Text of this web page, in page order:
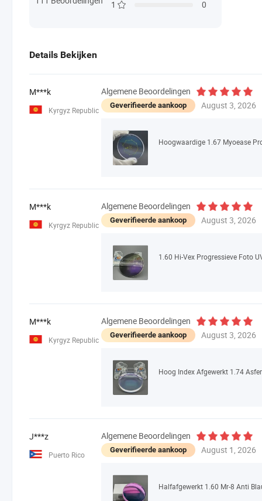
1
0
Details Bekijken
M***k
Kyrgyz Republic
Algemene Beoordelingen
Geverifieerde aankoop August 3, 2026
M***k
Kyrgyz Republic
Algemene Beoordelingen
Geverifieerde aankoop August 3, 2026
M***k
Kyrgyz Republic
Algemene Beoordelingen
Geverifieerde aankoop August 3, 2026
J***z
Puerto Rico
Algemene Beoordelingen
Geverifieerde aankoop August 1, 2026